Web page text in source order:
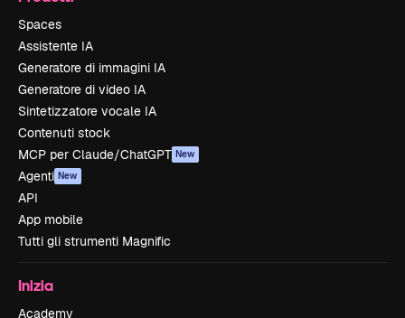
Spaces
Assistente IA
Generatore di immagini IA
Generatore di video IA
Sintetizzatore vocale IA
Contenuti stock
MCP per Claude/ChatGPT New
Agenti New
API
App mobile
Tutti gli strumenti Magnific
Inizia
Academy